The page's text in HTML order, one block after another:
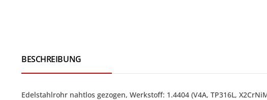
BESCHREIBUNG
Edelstahlrohr nahtlos gezogen, Werkstoff: 1.4404 (V4A, TP316L,